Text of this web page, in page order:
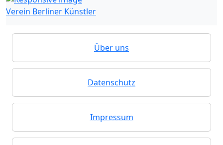
Verein Berliner Künstler
Über uns
Datenschutz
Impressum